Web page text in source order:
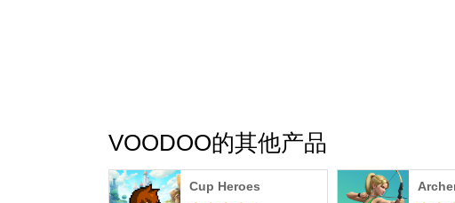
VOODOO的其他产品
Cup Heroes